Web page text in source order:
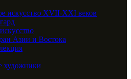
искусство XVII-XXI веков
Азии и Востока
художники